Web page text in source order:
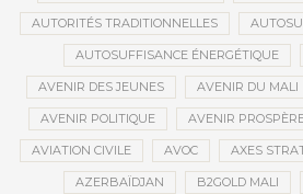
AUTORITÉS TRADITIONNELLES
AUTOSUFFISANCE ÉNERGÉTIQUE
AVENIR DES JEUNES AVENIR DU MALI
AVENIR POLITIQUE AVENIR
AVIATION CIVILE AVOC AXES
AZERBAÏDJAN B2GOLD MALI